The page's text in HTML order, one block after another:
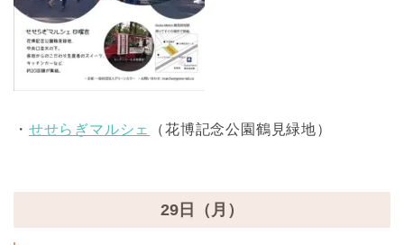
・ せせらぎマルシェ （花博記念公園鶴見緑地）
29日（月）